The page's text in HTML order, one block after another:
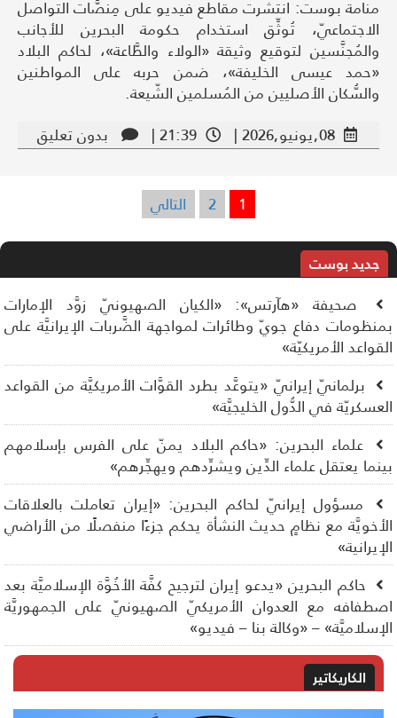
منامة بوست: انتشرت مقاطع فيديو على مِنصَّات التواصل
الاجتماعيّ، تُوثِّق استخدام حكومة البحرين للأجانب
والمُجنَّسين لتوقيع وثيقة «الولاء والطَّاعة»، لحاكم البلاد
«حمد عيسى الخليفة»، ضمن حربه على المواطنين
والسُّكان الأصليين من المُسلمين الشّيعة.
08,يونيو,2026 |
21:39 | بدون تعليق
صفحات
المقالات
التالي
جديد بوست
صحيفة «هآرتس»: «الكيان الصهيونيّ زوَّد الإمارات
دفاع جويّ وطائرات لمواجهة الضَّربات الإيرانيَّة على
الأمريكيّة»
برلمانيّ إيرانيّ «يتوعَّد بطرد القوَّات الأمريكيَّة من القواعد
في الدُّول الخليجيَّة»
علماء البحرين: «حاكم البلاد يمنّ على الفرس بإسلامهم
يعتقل علماء الدِّين ويشرِّدهم ويهجِّرهم»
مسؤول إيرانيّ لحاكم البحرين: «إيران تعاملت بالعلاقات
مع نظامٍ حديث النشأة يحكم جزءًا منفصلًا من الأراضي
حاكم البحرين «يدعو إيران لترجيح كفَّة الأخُوَّة الإسلاميَّة بعد
مع العدوان الأمريكيّ الصهيونيّ على الجمهوريَّة
– «وكالة بنا – فيديو»
الكاريكاتير